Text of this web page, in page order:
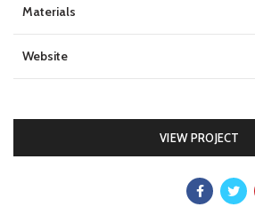
Materials
Website
VIEW PROJECT